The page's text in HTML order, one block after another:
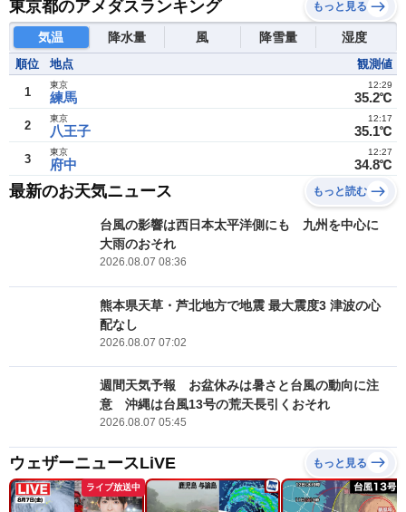
東京都のアメダスランキング もっと見る
気温 降水量 風 降雪量 湿度
順位 地点 観測値
1 練馬
東京
35.2℃
12:29
2 八王子
東京
35.1℃
12:17
3 府中
東京
34.8℃
12:27
最新のお天気ニュース もっと読む
台風の影響は西日本太平洋側にも 九州を中心に
大雨のおそれ
2026.08.07 08:36
熊本県天草・芦北地方で地震 最大震度3 津波の心
配なし
2026.08.07 07:02
週間天気予報 お盆休みは暑さと台風の動向に注
意 沖縄は台風13号の荒天長引くおそれ
2026.08.07 05:45
ウェザーニュースLiVE もっと見る
ライブ放送中